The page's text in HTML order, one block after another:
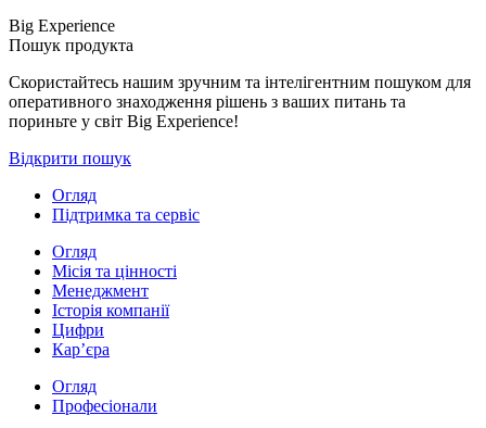
Big Experience
Пошук продукта
Скористайтесь нашим зручним та інтелігентним пошуком для
оперативного знаходження рішень з ваших питань та
пориньте у світ Big Experience!
Відкрити пошук
Огляд
Підтримка та сервіс
Огляд
Місія та цінності
Менеджмент
Історія компанії
Цифри
Кар’єра
Огляд
Професіонали